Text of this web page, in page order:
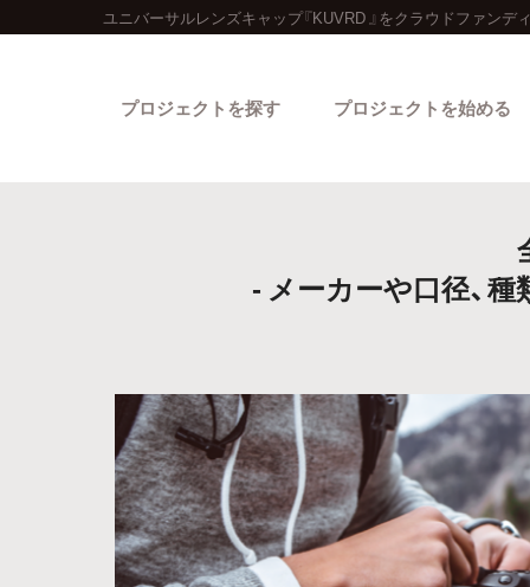
ユニバーサルレンズキャップ『KUVRD 』をクラウドファンデ
プロジェクトを探す
カテゴリーから探す
プロジェクトを始める
- メーカーや口径、